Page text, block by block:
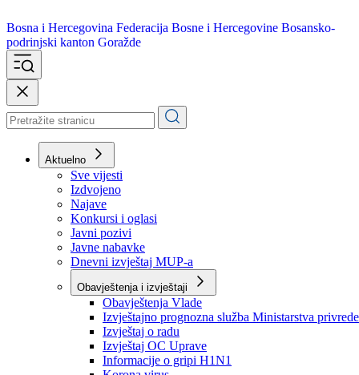
Bosna i Hercegovina
podrinjski kanton Goražde
Aktuelno
Sve vijesti
Izdvojeno
Najave
Konkursi i oglasi
Javni pozivi
Javne nabavke
Dnevni izvještaj MUP-a
Obavještenja i izvještaji
Obavještenja Vlade
Izvještajno prognozna služba Ministarstva privrede